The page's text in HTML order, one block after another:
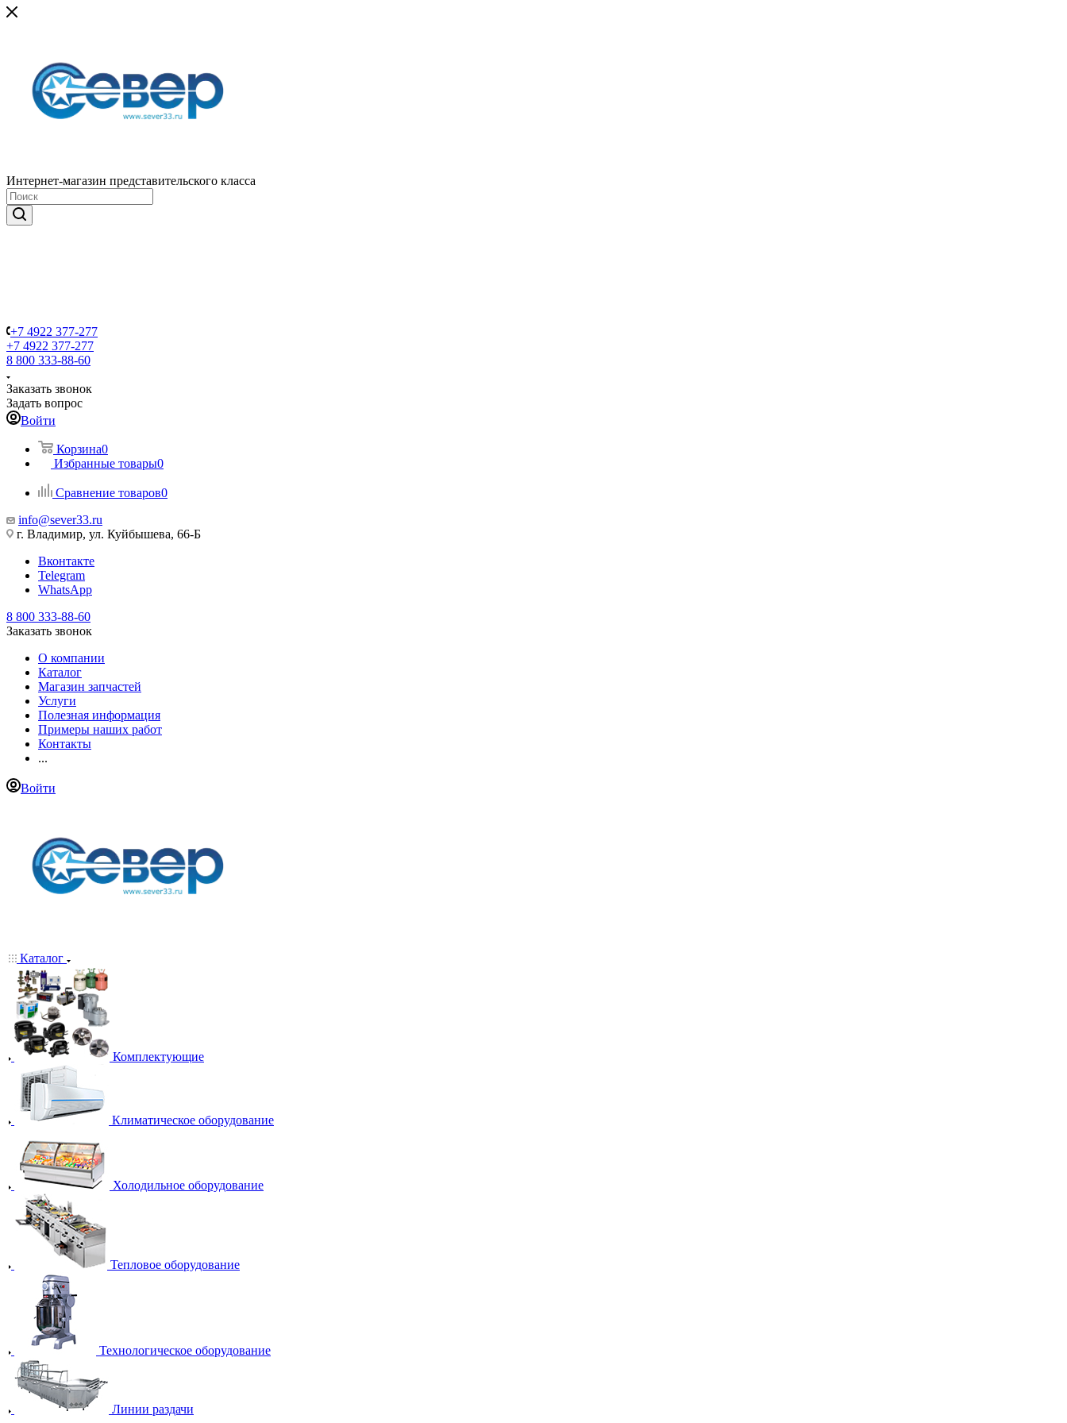
Интернет-магазин представительского класса
+7 4922 377-277
+7 4922 377-277
8 800 333-88-60
Заказать звонок
Задать вопрос
Войти
Корзина0
Избранные товары0
Сравнение товаров0
info@sever33.ru
г. Владимир, ул. Куйбышева, 66-Б
Вконтакте
Telegram
WhatsApp
8 800 333-88-60
Заказать звонок
О компании
Каталог
Магазин запчастей
Услуги
Полезная информация
Примеры наших работ
Контакты
...
Войти
Каталог
Комплектующие
Климатическое оборудование
Холодильное оборудование
Тепловое оборудование
Технологическое оборудование
Линии раздачи